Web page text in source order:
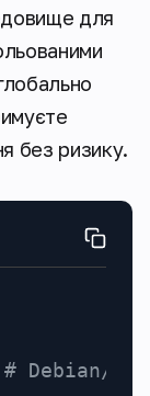
для
без ризику.
# Debian/